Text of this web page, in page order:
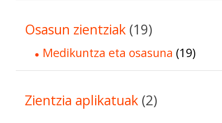
Osasun zientziak (19)
Medikuntza eta osasuna (19)
Zientzia aplikatuak (2)